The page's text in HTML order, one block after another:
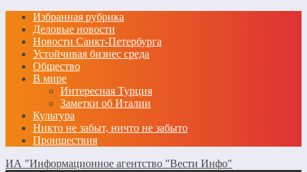
Избранная рубрика
Деловые новости
Новости Санкт-Петербурга
Устойчивая бизнес среда
Общество
В мире
Интересная Турция
Заметки об Италии
Культура
Никто не забыт, ничто не забыто
Проишествия
ИА "Информационное агентство "Вести Инфо"